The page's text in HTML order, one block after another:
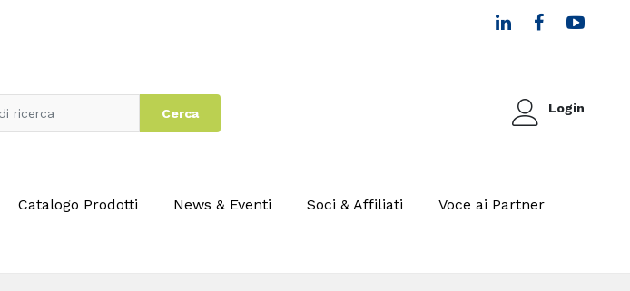
Cerca Login
Catalogo Prodotti News & Eventi Soci & Affiliati Voce ai Partner